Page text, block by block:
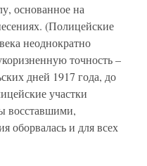
основанное на
(Полицейские
неоднократно
точность –
дней 1917 года, до
участки
восставшими,
оборвалась и для всех